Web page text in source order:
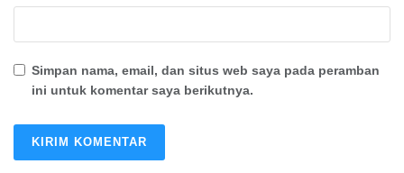
Simpan nama, email, dan situs web saya pada peramban
ini untuk komentar saya berikutnya.